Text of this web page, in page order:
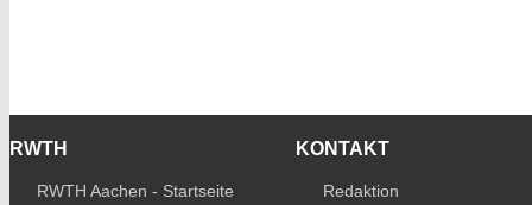
RWTH
RWTH Aachen - Startseite
KONTAKT
Redaktion